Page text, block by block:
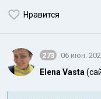
Нравится
273 06 июн.
Elena Vasta